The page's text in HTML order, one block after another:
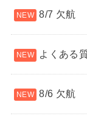
8/7 欠航
よくある
8/6 欠航